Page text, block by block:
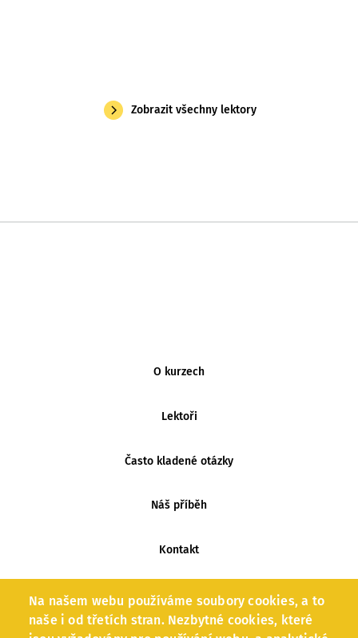
Zobrazit všechny lektory
O kurzech
Lektoři
Často kladené otázky
Náš příběh
Kontakt
Zpracování osobních údajů
Na našem webu používáme soubory cookies, a to
naše i od třetích stran. Nezbytné cookies, které